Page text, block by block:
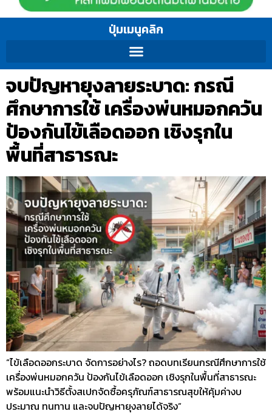
ปุ่มเมนูคลิก
จบปัญหายุงลายระบาด: กรณี
ศึกษาการใช้ เครื่องพ่นหมอกควัน
ป้องกันไข้เลือดออก เชิงรุกใน
พื้นที่สาธารณะ
“ไข้เลือดออกระบาด จัดการอย่างไร? ถอดบทเรียนกรณีศึกษาการใช้
เครื่องพ่นหมอกควัน ป้องกันไข้เลือดออก เชิงรุกในพื้นที่สาธารณะ
พร้อมแนะนำวิธีตั้งสเปกจัดซื้อครุภัณฑ์สาธารณสุขให้คุ้มค่างบ
ประมาณ ทนทาน และจบปัญหายุงลายได้จริง”